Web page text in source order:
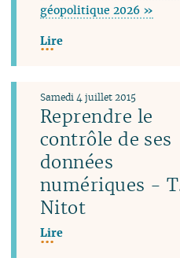
géopolitique 2026 »
Lire
Reprendre le
contrôle de ses
données
numériques -
Nitot
Samedi 4 juillet 2015
Lire